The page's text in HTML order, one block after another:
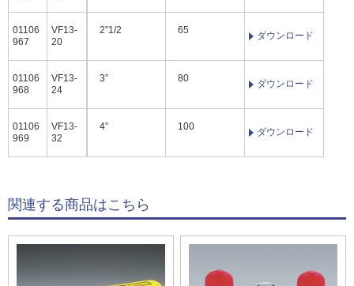
01106
967
VF13-
20
01106
968
VF13-
24
01106
969
VF13-
32
2”1/2 65
3” 80
4” 100
ダウンロード
ダウンロード
ダウンロード
関連する商品はこちら